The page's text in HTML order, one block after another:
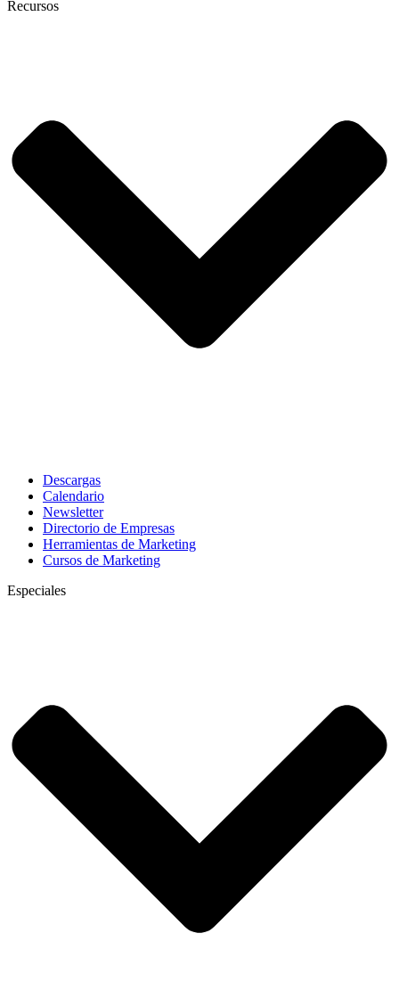
Recursos
Descargas
Calendario
Newsletter
Directorio de Empresas
Herramientas de Marketing
Cursos de Marketing
Especiales